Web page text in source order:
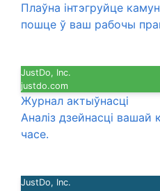
Плаўна інтэгруйце
пошце ў ваш рабочы
JustDo, Inc.
justdo.com
Журнал актыўнасці
Аналіз дзейнасці
часе.
JustDo, Inc.